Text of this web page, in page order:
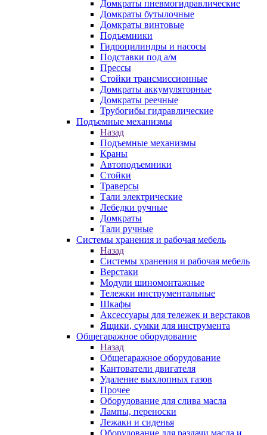
Домкраты пневмогидравлические
Домкраты бутылочные
Домкраты винтовые
Подъемники
Гидроцилиндры и насосы
Подставки под а/м
Прессы
Стойки трансмиссионные
Домкраты аккумуляторные
Домкраты реечные
Трубогибы гидравлические
Подъемные механизмы
Назад
Подъемные механизмы
Краны
Автоподъемники
Стойки
Траверсы
Тали электрические
Лебедки ручные
Домкраты
Тали ручные
Системы хранения и рабочая мебель
Назад
Системы хранения и рабочая мебель
Верстаки
Модули шиномонтажные
Тележки инструментальные
Шкафы
Аксессуары для тележек и верстаков
Ящики, сумки для инструмента
Общегаражное оборудование
Назад
Общегаражное оборудование
Кантователи двигателя
Удаление выхлопных газов
Прочее
Оборудование для слива масла
Лампы, переноски
Лежаки и сиденья
Оборудование для раздачи масла и